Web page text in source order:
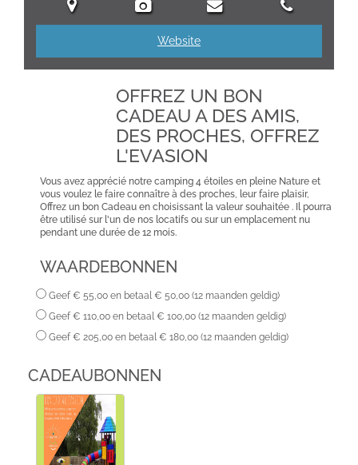
Website
OFFREZ UN BON
CADEAU A DES AMIS,
DES PROCHES, OFFREZ
L'EVASION
Vous avez apprécié notre camping 4 étoiles en pleine Nature et
vous voulez le faire connaître à des proches, leur faire plaisir,
Offrez un bon Cadeau en choisissant la valeur souhaitée . Il pourra
être utilisé sur l'un de nos locatifs ou sur un emplacement nu
pendant une durée de 12 mois.
WAARDEBONNEN
Geef € 55,00 en betaal € 50,00 (12 maanden geldig)
Geef € 110,00 en betaal € 100,00 (12 maanden geldig)
Geef € 205,00 en betaal € 180,00 (12 maanden geldig)
CADEAUBONNEN